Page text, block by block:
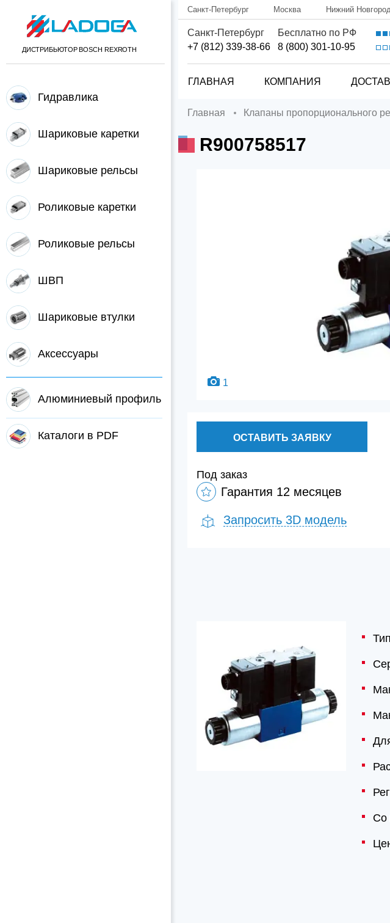
ДИСТРИБЬЮТОР BOSCH REXROTH
Гидравлика
Шариковые каретки
Шариковые рельсы
Роликовые каретки
Роликовые рельсы
ШВП
Шариковые втулки
Аксессуары
Алюминиевый профиль
Каталоги в PDF
Санкт-Петербург Москва Нижний
Санкт-Петербург
+7 (812) 339-38-66
Бесплатно по РФ
8 (800) 301-10-95
ГЛАВНАЯ КОМПАНИЯ
Главная Клапаны пропорционального
R900758517
1
ОСТАВИТЬ ЗАЯВКУ
Под заказ
Гарантия 12 месяцев
Запросить 3D модель
Со